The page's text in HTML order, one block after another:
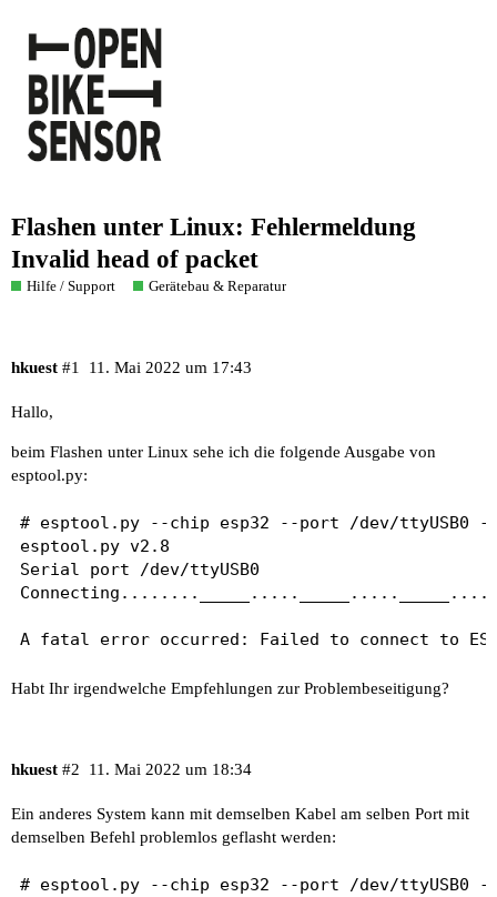
Flashen unter Linux: Fehlermeldung
Invalid head of packet
Hilfe / Support Gerätebau & Reparatur
hkuest 11. Mai 2022 um 17:43
#1
Hallo,
beim Flashen unter Linux sehe ich die folgende Ausgabe von
esptool.py:
# esptool.py --chip esp32 --port /dev/ttyUSB0 --
esptool.py v2.8
Serial port /dev/ttyUSB0
Habt Ihr irgendwelche Empfehlungen zur Problembeseitigung?
hkuest 11. Mai 2022 um 18:34
#2
Ein anderes System kann mit demselben Kabel am selben Port mit
demselben Befehl problemlos geflasht werden:
# esptool.py --chip esp32 --port /dev/ttyUSB0 --